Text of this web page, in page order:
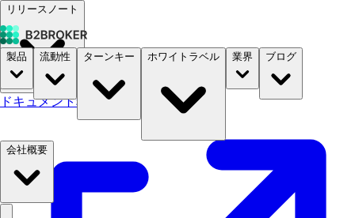
リリースノート
ドキュメント料金 B2STORE
製品 流動性 ターンキー ホワイトラベル 業界 ブログ
会社概要